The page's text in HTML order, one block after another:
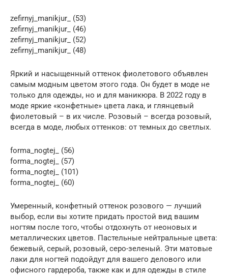
zefirnyj_manikjur_ (53)
zefirnyj_manikjur_ (46)
zefirnyj_manikjur_ (52)
zefirnyj_manikjur_ (48)
Яркий и насыщенный оттенок фиолетового объявлен
самым модным цветом этого года. Он будет в моде не
только для одежды, но и для маникюра. В 2022 году в
моде яркие «конфетные» цвета лака, и глянцевый
фиолетовый – в их числе. Розовый – всегда розовый,
всегда в моде, любых оттенков: от темных до светлых.
forma_nogtej_ (56)
forma_nogtej_ (57)
forma_nogtej_ (101)
forma_nogtej_ (60)
Умеренный, конфетный оттенок розового — лучший
выбор, если вы хотите придать простой вид вашим
ногтям после того, чтобы отдохнуть от неоновых и
металлических цветов. Пастельные нейтральные цвета:
бежевый, серый, розовый, серо-зеленый. Эти матовые
лаки для ногтей подойдут для вашего делового или
офисного гардероба, также как и для одежды в стиле